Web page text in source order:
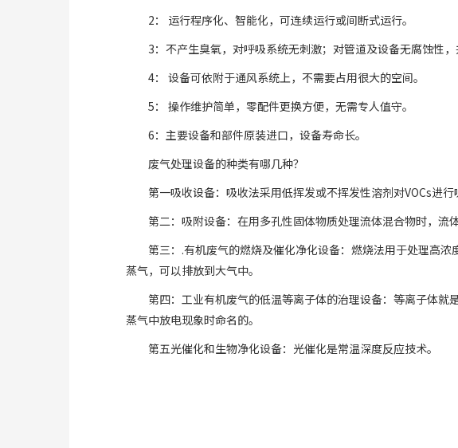
2： 运行程序化、智能化，可连续运行或间断式运行。
3：不产生臭氧，对呼吸系统无刺激；对管道及设备无腐蚀性，
4： 设备可依附于通风系统上，不需要占用很大的空间。
5： 操作维护简单，零配件更换方便，无需专人值守。
6：主要设备和部件原装进口，设备寿命长。
废气处理设备的种类有哪几种？
第一吸收设备：吸收法采用低挥发或不挥发性溶剂对VOCs进
第二：吸附设备：在用多孔性固体物质处理流体混合物时，流
第三：.有机废气的燃烧及催化净化设备：燃烧法用于处理高
蒸气，可以排放到大气中。
第四：工业有机废气的低温等离子体的治理设备：等离子体
蒸气中放电现象时命名的。
第五光催化和生物净化设备：光催化是常温深度反应技术。